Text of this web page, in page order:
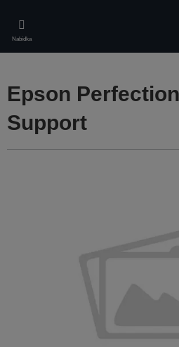
main
content
Nabídka
Epson
Support